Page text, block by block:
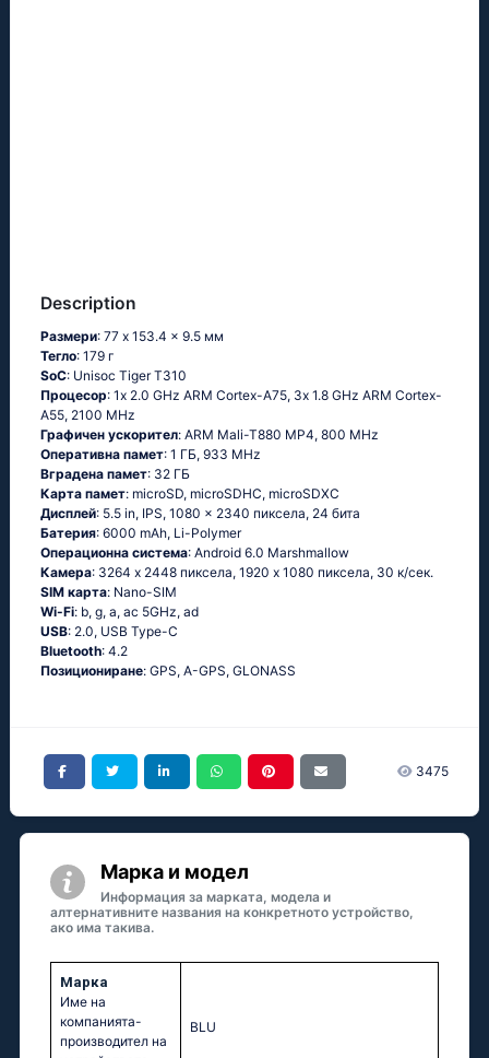
Description
Размери: 77 x 153.4 x 9.5 мм
Тегло: 179 г
SoC: Unisос Тigеr Т310
Процесор: 1х 2.0 GНz АRМ Соrtех-А75, 3х 1.8 GНz АRМ Соrtех-
А55, 2100 MHz
Графичен ускорител: ARM Mali-T880 MP4, 800 MHz
Оперативна памет: 1 ГБ, 933 MHz
Вградена памет: 32 ГБ
Карта памет: microSD, microSDHC, microSDXC
Дисплей: 5.5 in, IPS, 1080 x 2340 пиксела, 24 бита
Батерия: 6000 mAh, Li-Polymer
Операционна система: Аndrоid 6.0 Маrshmаllоw
Камера: 3264 x 2448 пиксела, 1920 x 1080 пиксела, 30 к/сек.
SIM карта: Nano-SIM
Wi-Fi: b, g, а, ас 5GНz, аd
USB: 2.0, USB Type-C
Bluetooth: 4.2
Позициониране: GРS, А-GРS, GLОΝАSS
3475
Марка и модел
Информация за марката, модела и
алтернативните названия на конкретното устройство,
ако има такива.
Марка
Име на
компанията-
производител на
BLU